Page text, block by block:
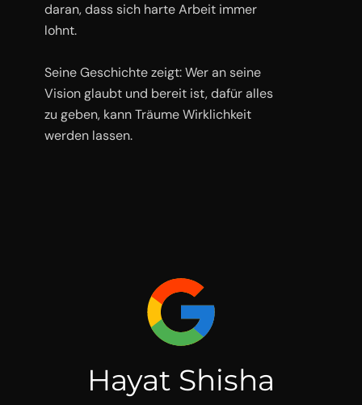
daran, dass sich harte Arbeit immer
lohnt.
Seine Geschichte zeigt: Wer an seine
Vision glaubt und bereit ist, dafür alles
zu geben, kann Träume Wirklichkeit
werden lassen.
Hayat Shisha